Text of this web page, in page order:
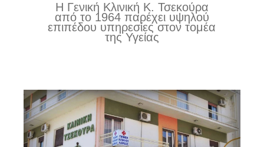
Η Γενική Κλινική Κ. Τσεκούρα
από το 1964 παρέχει υψηλού
επιπέδου υπηρεσίες στον τομέα
της Υγείας